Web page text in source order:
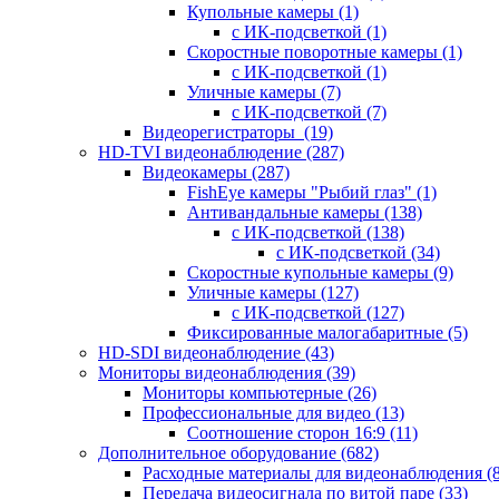
Купольные камеры (1)
с ИК-подсветкой (1)
Скоростные поворотные камеры (1)
с ИК-подсветкой (1)
Уличные камеры (7)
с ИК-подсветкой (7)
Видеорегистраторы (19)
HD-TVI видеонаблюдение (287)
Видеокамеры (287)
FishEye камеры "Рыбий глаз" (1)
Антивандальные камеры (138)
с ИК-подсветкой (138)
с ИК-подсветкой (34)
Скоростные купольные камеры (9)
Уличные камеры (127)
с ИК-подсветкой (127)
Фиксированные малогабаритные (5)
HD-SDI видеонаблюдение (43)
Мониторы видеонаблюдения (39)
Мониторы компьютерные (26)
Профессиональные для видео (13)
Соотношение сторон 16:9 (11)
Дополнительное оборудование (682)
Расходные материалы для видеонаблюдения
Передача видеосигнала по витой паре (33)